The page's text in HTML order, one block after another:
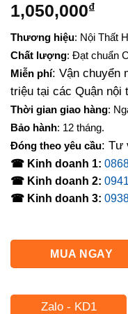
1,050,000₫
Thương hiệu: Nội Thất
Chất lượng: Đạt chuẩn
Miễn phí: Vận chuyển
triệu tại các Quận nội
Thời gian giao hàng:
Bảo hành: 12 tháng.
Đóng theo yêu cầu: Tư
☎ Kinh doanh 1:
☎ Kinh doanh 2:
☎ Kinh doanh 3:
MUA NGAY
Zalo - KD1